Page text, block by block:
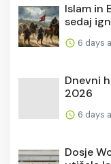
Islam in
sedaj
6 days
Dnevni
2026
6 days
Dosje